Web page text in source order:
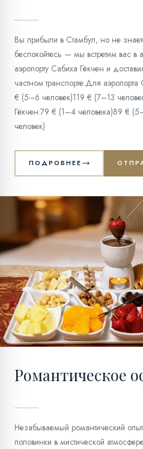
Вы прибыли в Стамбул, но не
беспокойтесь — мы встретим вас в
аэропорту Сабиха Гёкчен и
частном транспорте.Для
€ (5–6 человек)119 € (7–13
Гёкчен:79 € (1–4 человека)89 €
человек)
ПОДРОБНЕЕ
02
Романтическое
Незабываемый романтический
половинки в мистической